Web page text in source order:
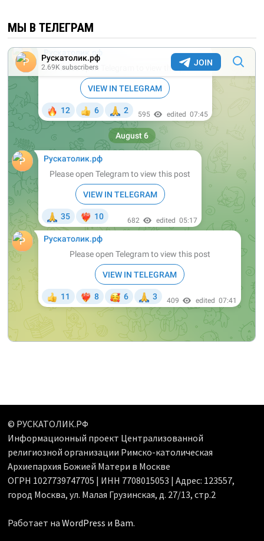
МЫ В ТЕЛЕГРАМ
© РУСКАТОЛИК.РФ
Информационный проект Централизованной
религиозной организации Римско-католическая
Архиепархия Божией Матери в Москве
ОГРН 1027739747705 | ИНН 7708015053 | Адрес: 123557,
город Москва, ул. Малая Грузинская, д. 27/13, стр.2
Работает наWordPress и Bam.